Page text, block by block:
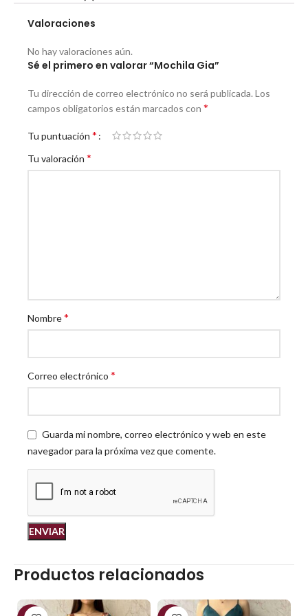
Valoraciones
No hay valoraciones aún.
Sé el primero en valorar “Mochila Gia”
Tu dirección de correo electrónico no será publicada. Los
campos obligatorios están marcados con *
Tu puntuación *
Tu valoración *
Nombre*
Correo electrónico *
Guarda mi nombre, correo electrónico y web en este
navegador para la próxima vez que comente.
Productos relacionados